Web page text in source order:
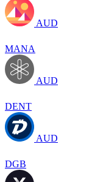
AUD
MANA
AUD
DENT
AUD
DGB